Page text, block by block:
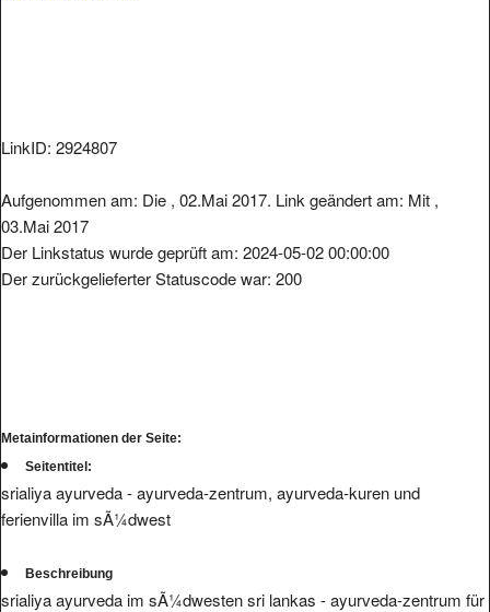
LinkID: 2924807
Aufgenommen am: Die , 02.Mai 2017. Link geändert am: Mit ,
03.Mai 2017
Der Linkstatus wurde geprüft am: 2024-05-02 00:00:00
Der zurückgelieferter Statuscode war: 200
Metainformationen der Seite:
Seitentitel:
srialiya ayurveda - ayurveda-zentrum, ayurveda-kuren und
ferienvilla im sÃ¼dwest
Beschreibung
srialiya ayurveda im sÃ¼dwesten sri lankas - ayurveda-zentrum für